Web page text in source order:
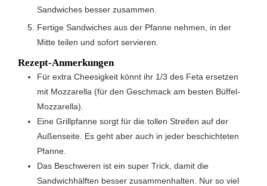
Sandwiches besser zusammen.
Fertige Sandwiches aus der Pfanne nehmen, in der
Mitte teilen und sofort servieren.
Rezept-Anmerkungen
Für extra Cheesigkeit könnt ihr 1/3 des Feta ersetzen
mit Mozzarella (für den Geschmack am besten Büffel-
Mozzarella).
Eine Grillpfanne sorgt für die tollen Streifen auf der
Außenseite. Es geht aber auch in jeder beschichteten
Pfanne.
Das Beschweren ist ein super Trick, damit die
Sandwichhälften besser zusammenhalten. Nur so viel